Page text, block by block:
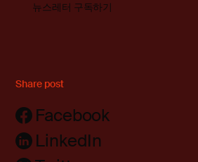
뉴스레터 구독하기
Share post
Facebook
LinkedIn